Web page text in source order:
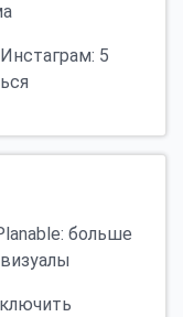
5
больше